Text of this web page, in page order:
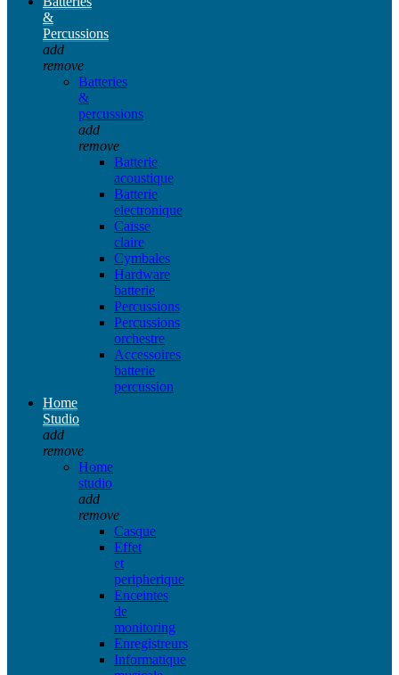
&
Percussions
add
remove
Batteries
&
percussions
add
remove
Batterie
acoustique
Batterie
electronique
Caisse
claire
Cymbales
Hardware
batterie
Percussions
Percussions
orchestre
Accessoires
batterie
percussion
Home
Studio
add
remove
Home
studio
add
remove
Casque
Effet
et
peripherique
Enceintes
de
monitoring
Enregistreurs
Informatique